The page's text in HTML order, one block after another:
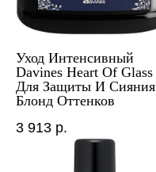
Уход Интенсивный
Davines Heart Of Glass
Для Защиты И Сияния
Блонд Оттенков
3 913 р.